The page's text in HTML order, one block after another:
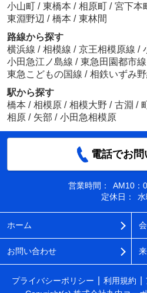
小山町 / 東橋本 / 相原町 / 宮下本
東淵野辺 / 橋本 / 東林間
路線から探す
横浜線 / 相模線 / 京王相模原線 /
小田急江ノ島線 / 東急田園都市線
東急こどもの国線 / 相鉄いずみ
駅から探す
橋本 / 相模原 / 相模大野 / 古淵 /
相原 / 矢部 / 小田急相模原
電話でお
営業時間：
AM10：
定休日：
水
ホーム
お問い合わせ
プライバシーポリシー 利用規約